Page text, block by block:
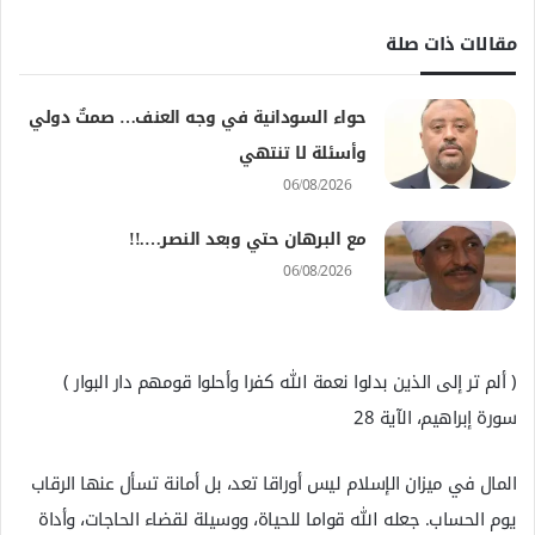
مقالات ذات صلة
حواء السودانية في وجه العنف… صمتٌ دولي
وأسئلة لا تنتهي
06/08/2026
مع البرهان حتي وبعد النصر….!!
06/08/2026
﴿ ألم تر إلى الذين بدلوا نعمة الله كفرا وأحلوا قومهم دار البوار ﴾
سورة إبراهيم، الآية 28
المال في ميزان الإسلام ليس أوراقا تعد، بل أمانة تسأل عنها الرقاب
يوم الحساب. جعله الله قواما للحياة، ووسيلة لقضاء الحاجات، وأداة